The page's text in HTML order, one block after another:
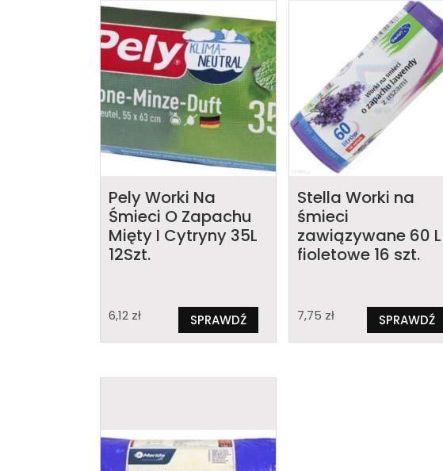
Pely Worki Na
Śmieci O Zapachu
Mięty I Cytryny 35L
12Szt.
6,12 zł SPRAWDŹ
Stella Worki na
śmieci
zawiązywane 60 L
fioletowe 16 szt.
7,75 zł SPRAWDŹ